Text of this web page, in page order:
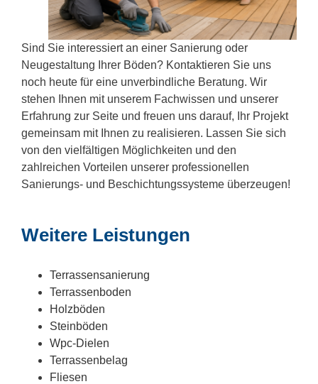
Sind Sie interessiert an einer Sanierung oder
Neugestaltung Ihrer Böden? Kontaktieren Sie uns
noch heute für eine unverbindliche Beratung. Wir
stehen Ihnen mit unserem Fachwissen und unserer
Erfahrung zur Seite und freuen uns darauf, Ihr Projekt
gemeinsam mit Ihnen zu realisieren. Lassen Sie sich
von den vielfältigen Möglichkeiten und den
zahlreichen Vorteilen unserer professionellen
Sanierungs- und Beschichtungssysteme überzeugen!
Weitere Leistungen
Terrassensanierung
Terrassenboden
Holzböden
Steinböden
Wpc-Dielen
Terrassenbelag
Fliesen